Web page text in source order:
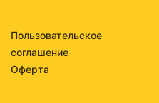
Пользовательское
соглашение
Оферта